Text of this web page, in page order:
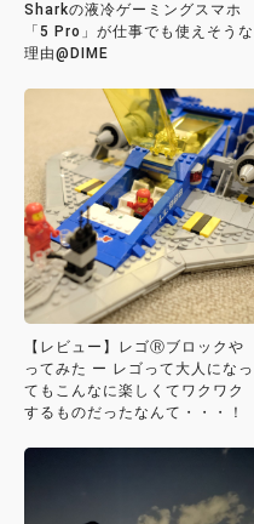
Sharkの液冷ゲーミングスマホ
「5 Pro」が仕事でも使えそうな
理由@DIME
【レビュー】レゴⓇブロックや
ってみた ー レゴって大人になっ
てもこんなに楽しくてワクワク
するものだったなんて・・・！